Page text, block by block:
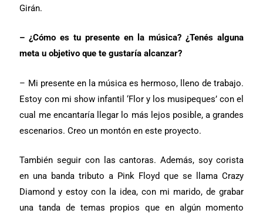
Girán.
– ¿Cómo es tu presente en la música? ¿Tenés alguna
meta u objetivo que te gustaría alcanzar?
– Mi presente en la música es hermoso, lleno de trabajo.
Estoy con mi show infantil ‘Flor y los musipeques’ con el
cual me encantaría llegar lo más lejos posible, a grandes
escenarios. Creo un montón en este proyecto.
También seguir con las cantoras. Además, soy corista
en una banda tributo a Pink Floyd que se llama Crazy
Diamond y estoy con la idea, con mi marido, de grabar
una tanda de temas propios que en algún momento